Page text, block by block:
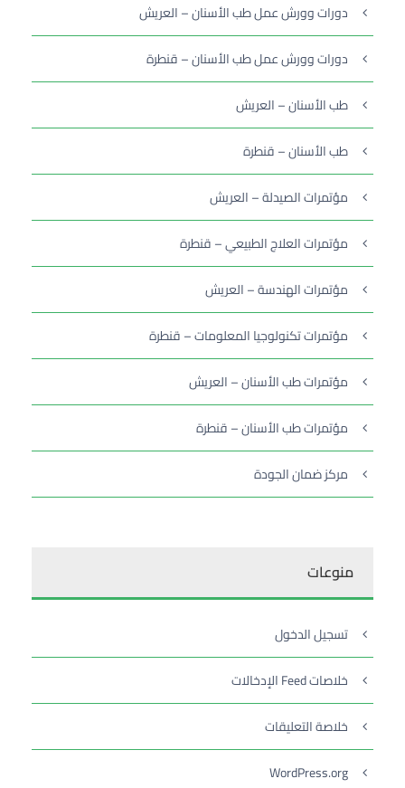
دورات وورش عمل طب الأسنان – العريش
دورات وورش عمل طب الأسنان – قنطرة
طب الأسنان – العريش
طب الأسنان – قنطرة
مؤتمرات الصيدلة – العريش
مؤتمرات العلاج الطبيعي – قنطرة
مؤتمرات الهندسة – العريش
مؤتمرات تكنولوجيا المعلومات – قنطرة
مؤتمرات طب الأسنان – العريش
مؤتمرات طب الأسنان – قنطرة
مركز ضمان الجودة
منوعات
تسجيل الدخول
خلاصات Feed الإدخالات
خلاصة التعليقات
WordPress.org